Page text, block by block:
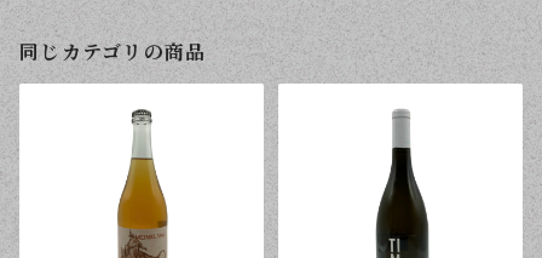
同じカテゴリの商品